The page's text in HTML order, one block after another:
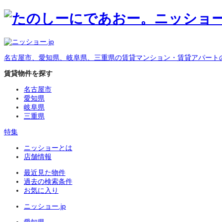
名古屋市、愛知県、岐阜県、三重県の賃貸マンション・賃貸アパート
賃貸物件を探す
名古屋市
愛知県
岐阜県
三重県
特集
ニッショーとは
店舗情報
最近見た物件
過去の検索条件
お気に入り
ニッショー.jp